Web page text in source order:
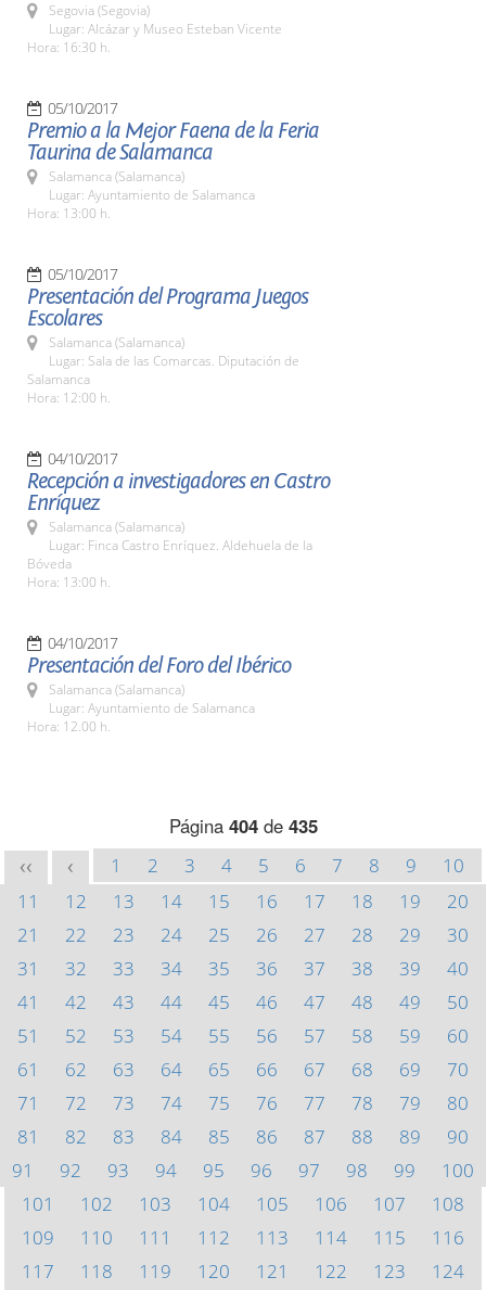
Segovia (Segovia)
Lugar: Alcázar y Museo Esteban Vicente
Hora: 16:30 h.
05/10/2017
Premio a la Mejor Faena de la Feria
Taurina de Salamanca
Salamanca (Salamanca)
Lugar: Ayuntamiento de Salamanca
Hora: 13:00 h.
05/10/2017
Presentación del Programa Juegos
Escolares
Salamanca (Salamanca)
Lugar: Sala de las Comarcas. Diputación de
Salamanca
Hora: 12:00 h.
04/10/2017
Recepción a investigadores en Castro
Enríquez
Salamanca (Salamanca)
Lugar: Finca Castro Enríquez. Aldehuela de la
Bóveda
Hora: 13:00 h.
04/10/2017
Presentación del Foro del Ibérico
Salamanca (Salamanca)
Lugar: Ayuntamiento de Salamanca
Hora: 12.00 h.
Página 404de 435
<< < 1 2 3 4 5 6 7 8 9
10
11
12 13 14 15 16 17 18 19
20
21
22 23 24 25 26 27 28 29
30
31
32 33 34 35 36 37 38 39
40
41
42 43 44 45 46 47 48 49
50
51
52 53 54 55 56 57 58 59
60
61
62 63 64 65 66 67 68 69
70
71
72 73 74 75 76 77 78 79
80
81
82 83 84 85 86 87 88 89
90
91
92 93 94 95 96 97 98 99
100
101
102 103 104 105 106 107
108
109
110 111 112 113 114 115
116
117
118 119 120 121 122 123
124